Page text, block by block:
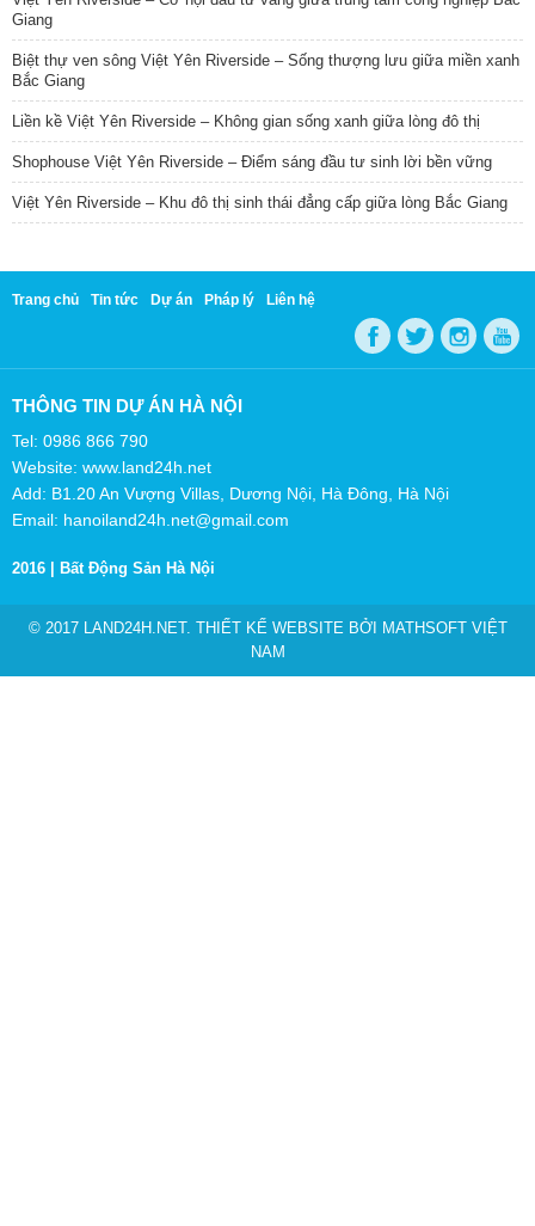
Trang chủ Tin tức Dự án Pháp lý Liên hệ
THÔNG TIN DỰ ÁN HÀ NỘI
Tel: 0986 866 790
Website: www.land24h.net
2016 |Bất Động Sản Hà Nội
© 2017 LAND24H.NET. THIẾT KẾ WEBSITE BỞIMATHSOFT VIỆT